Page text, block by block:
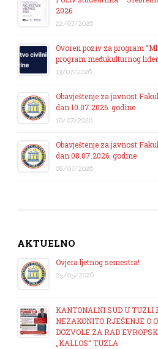
2026
22/07/2026
Ovoren poziv za program
program međukulturnog
13/07/2026
Obavještenje za javnost
dan 10.07.2026. godine
10/07/2026
Obavještenje za javnost
dan 08.07.2026. godine
08/07/2026
AKTUELNO
Ovjera ljetnog semestra!
25/05/2026
KANTONALNI SUD U TUZLI
NEZAKONITO RJEŠENJE O
DOZVOLE ZA RAD
„KALLOS“ TUZLA